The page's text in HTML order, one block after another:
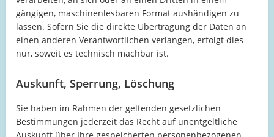
gängigen, maschinenlesbaren Format aushändigen zu
lassen. Sofern Sie die direkte Übertragung der Daten an
einen anderen Verantwortlichen verlangen, erfolgt dies
nur, soweit es technisch machbar ist.
Auskunft, Sperrung, Löschung
Sie haben im Rahmen der geltenden gesetzlichen
Bestimmungen jederzeit das Recht auf unentgeltliche